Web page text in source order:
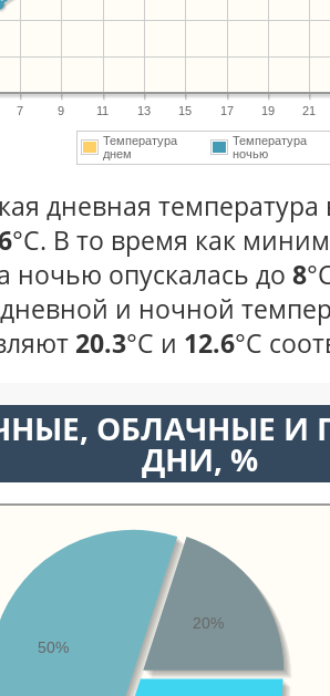
7 9 11 13 15 17 19 21
Температура
днем
Температура
ночью
дневная
°С. В то время как
ночью опускалась до 8
и ночной
20.3°С и 12.6°С
ОБЛАЧНЫЕ И
ДНИ, %
50%
20%